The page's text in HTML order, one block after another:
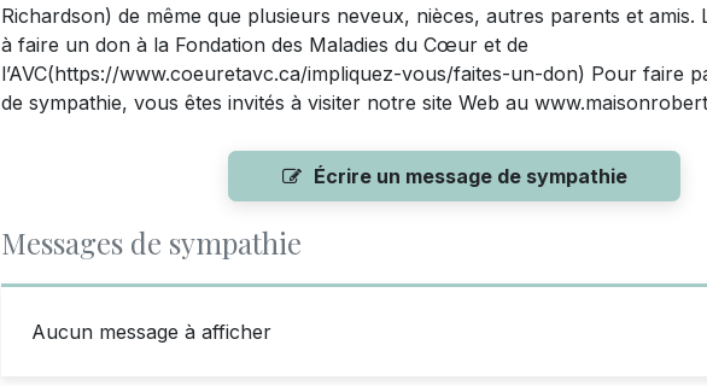
Richardson) de même que plusieurs neveux, nièces, autres parents et amis.
à faire un don à la Fondation des Maladies du Cœur et de
l’AVC(https://www.coeuretavc.ca/impliquez-vous/faites-un-don) Pour faire
de sympathie, vous êtes invités à visiter notre site Web au
Écrire un message de sympathie
Messages de sympathie
Aucun message à afficher